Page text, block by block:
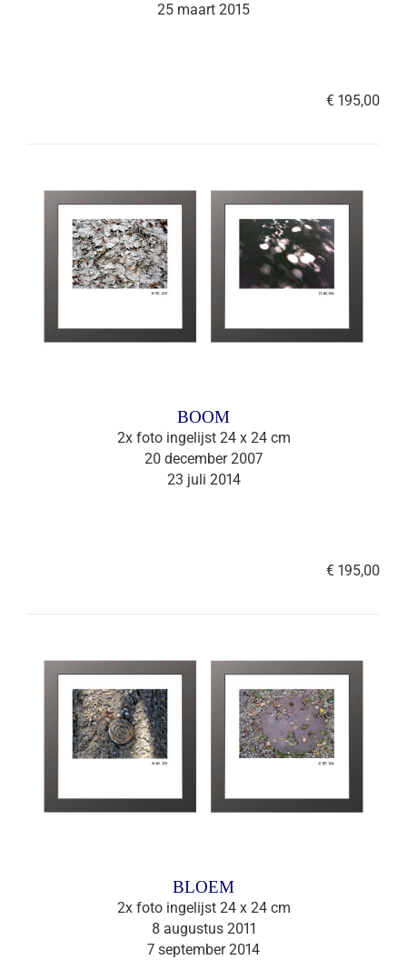
25 maart 2015
€ 195,00
BOOM
2x foto ingelijst 24 x 24 cm
20 december 2007
23 juli 2014
€ 195,00
BLOEM
2x foto ingelijst 24 x 24 cm
8 augustus 2011
7 september 2014